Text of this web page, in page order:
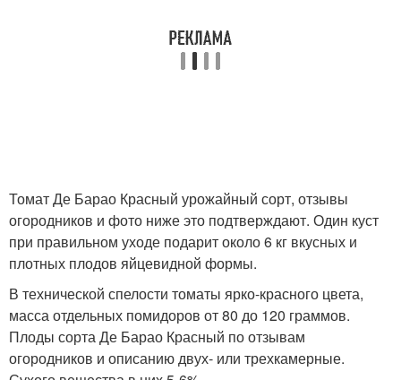
Томат Де Барао Красный урожайный сорт, отзывы
огородников и фото ниже это подтверждают. Один куст
при правильном уходе подарит около 6 кг вкусных и
плотных плодов яйцевидной формы.
В технической спелости томаты ярко-красного цвета,
масса отдельных помидоров от 80 до 120 граммов.
Плоды сорта Де Барао Красный по отзывам
огородников и описанию двух- или трехкамерные.